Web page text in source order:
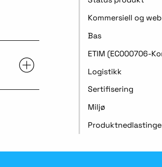
Kommersiell og web
Bas
ETIM (EC000706-
Logistikk
Sertifisering
Miljø